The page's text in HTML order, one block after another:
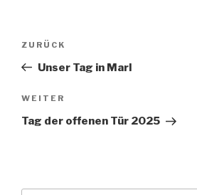
Beitragsnavigation
Vorheriger
Beitrag
ZURÜCK
Unser Tag in Marl
Nächster
Beitrag
WEITER
Tag der offenen Tür 2025